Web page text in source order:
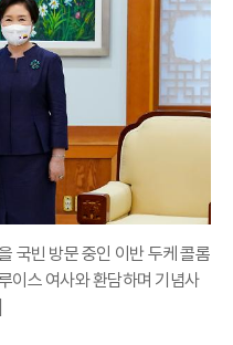
국빈 방문 중인 이반 두케 콜롬
이스 여사와 환담하며 기념사